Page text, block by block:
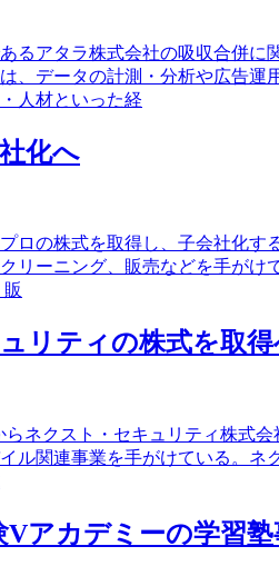
るアタラ株式会社の吸収合併
、データの計測・分析や広告
人材といった経
化へ
ロの株式を取得し、子会社化
リーニング、販売などを手が
リティの株式を取
らネクスト・セキュリティ株
ル関連事業を手がけている。
アカデミーの学習